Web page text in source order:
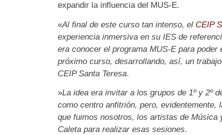
expandir la influencia del MUS-E.
«Al final de este curso tan intenso, el CEIP
experiencia inmersiva en su IES de
era conocer el programa MUS-E para
próximo curso, desarrollando, así, un
CEIP Santa Teresa.
»La idea era invitar a los grupos de 1º y 2º
como centro anfitrión, pero, evidentemente,
que fuimos nosotros, los artistas de
Caleta para realizar esas sesiones.